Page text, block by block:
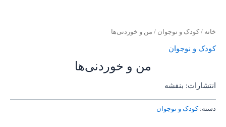
خانه / کودک و نوجوان / من و خوردنی‌ها
کودک و نوجوان
من و خوردنی‌ها
انتشارات: بنفشه
دسته:کودک و نوجوان